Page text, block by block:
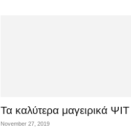
Τα καλύτερα μαγειρικά ΨΙΤ
November 27, 2019